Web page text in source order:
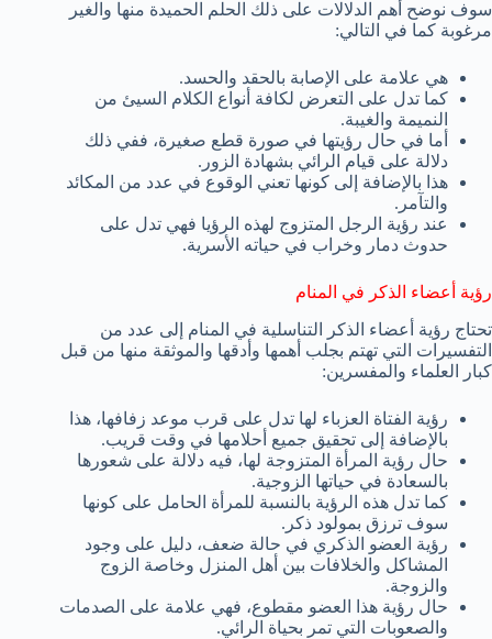
سوف نوضح أهم الدلالات على ذلك الحلم الحميدة منها والغير
مرغوبة كما في التالي:
هي علامة على الإصابة بالحقد والحسد.
كما تدل على التعرض لكافة أنواع الكلام السيئ من
النميمة والغيبة.
أما في حال رؤيتها في صورة قطع صغيرة، ففي ذلك
دلالة على قيام الرائي بشهادة الزور.
هذا بالإضافة إلى كونها تعني الوقوع في عدد من المكائد
والتآمر.
عند رؤية الرجل المتزوج لهذه الرؤيا فهي تدل على
حدوث دمار وخراب في حياته الأسرية.
رؤية أعضاء الذكر في المنام
تحتاج رؤية أعضاء الذكر التناسلية في المنام إلى عدد من
التفسيرات التي تهتم بجلب أهمها وأدقها والموثقة منها من قبل
كبار العلماء والمفسرين:
رؤية الفتاة العزباء لها تدل على قرب موعد زفافها، هذا
بالإضافة إلى تحقيق جميع أحلامها في وقت قريب.
حال رؤية المرأة المتزوجة لها، فيه دلالة على شعورها
بالسعادة في حياتها الزوجية.
كما تدل هذه الرؤية بالنسبة للمرأة الحامل على كونها
سوف ترزق بمولود ذكر.
رؤية العضو الذكري في حالة ضعف، دليل على وجود
المشاكل والخلافات بين أهل المنزل وخاصة الزوج
والزوجة.
حال رؤية هذا العضو مقطوع، فهي علامة على الصدمات
والصعوبات التي تمر بحياة الرائي.